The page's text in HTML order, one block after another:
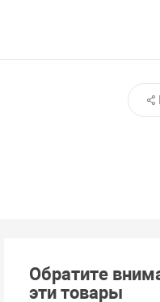
Обратите
эти товары